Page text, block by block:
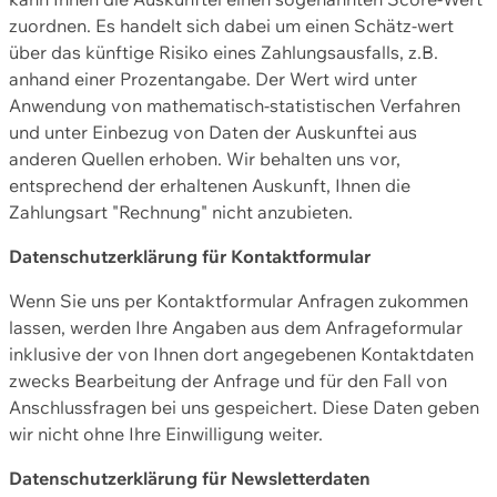
zuordnen. Es handelt sich dabei um einen Schätz-wert
über das künftige Risiko eines Zahlungsausfalls, z.B.
anhand einer Prozentangabe. Der Wert wird unter
Anwendung von mathematisch-statistischen Verfahren
und unter Einbezug von Daten der Auskunftei aus
anderen Quellen erhoben. Wir behalten uns vor,
entsprechend der erhaltenen Auskunft, Ihnen die
Zahlungsart "Rechnung" nicht anzubieten.
Datenschutzerklärung für Kontaktformular
Wenn Sie uns per Kontaktformular Anfragen zukommen
lassen, werden Ihre Angaben aus dem Anfrageformular
inklusive der von Ihnen dort angegebenen Kontaktdaten
zwecks Bearbeitung der Anfrage und für den Fall von
Anschlussfragen bei uns gespeichert. Diese Daten geben
wir nicht ohne Ihre Einwilligung weiter.
Datenschutzerklärung für Newsletterdaten